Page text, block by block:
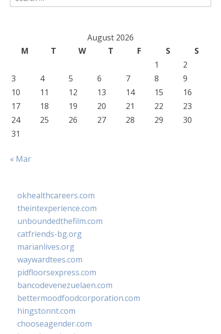
for:
August 2026
M
T W T F S
S
1
2
3
4 5 6 7 8
9
10
11 12 13 14 15
16
17
18 19 20 21 22
23
24
25 26 27 28 29
30
31
« Mar
okhealthcareers.com
theintexperience.com
unboundedthefilm.com
catfriends-bg.org
marianlives.org
waywardtees.com
pidfloorsexpress.com
bancodevenezuelaen.com
bettermoodfoodcorporation.com
hingstonnt.com
chooseagender.com